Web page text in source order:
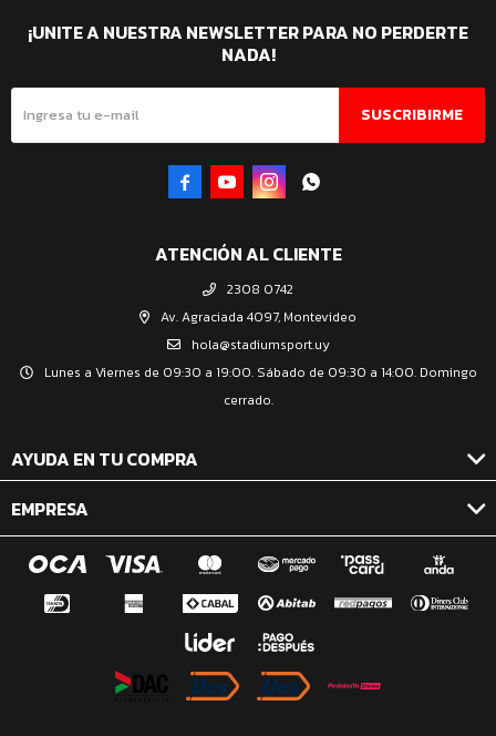
ATENCIÓN AL CLIENTE
2308 0742
Av. Agraciada 4097, Montevideo
hola@stadiumsport.uy
Lunes a Viernes de 09:30 a 19:00. Sábado de 09:30 a 14:00. Domingo
cerrado.
AYUDA EN TU COMPRA
EMPRESA
¡UNITE A NUESTRA NEWSLETTER PARA NO PERDERTE
NADA!
SUSCRIBIRME
   